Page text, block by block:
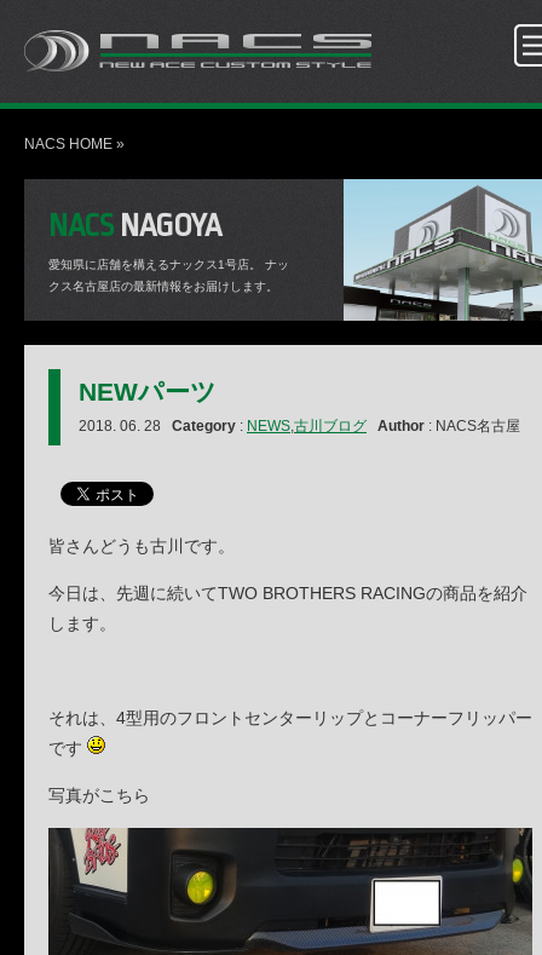
NACS HOME »
NACSNAGOYA
愛知県に店舗を構えるナックス1号店。
ナッ
クス名古屋店の最新情報をお届けします。
NEWパーツ
2018. 06. 28 Category : NEWS,古川ブログ Author : NACS名古屋
皆さんどうも古川です。
今日は、先週に続いてTWO BROTHERS RACINGの商品を紹介
します。
それは、4型用のフロントセンターリップとコーナーフリッパー
です
写真がこちら